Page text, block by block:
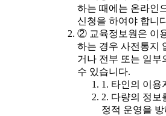
하는 때에는 온라인
신청을 하여야 합니
② 교육정보원은 이
하는 경우 사전통지
거나 전부 또는 일부
수 있습니다.
1. 타인의 이용
2. 다량의 정보
정적 운영을